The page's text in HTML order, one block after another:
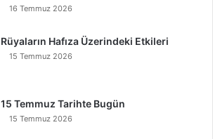
16 Temmuz 2026
Rüyaların Hafıza Üzerindeki Etkileri
15 Temmuz 2026
15 Temmuz Tarihte Bugün
15 Temmuz 2026